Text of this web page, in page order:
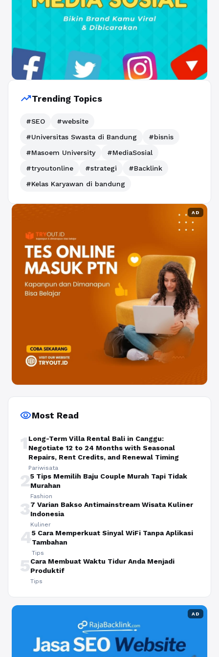
trending_upTrending Topics
#SEO
#website
#Universitas Swasta di Bandung
#bisnis
#Masoem University
#MediaSosial
#tryoutonline
#strategi
#Backlink
#Kelas Karyawan di bandung
AD
visibilityMost Read
1 Long-Term Villa Rental Bali in Canggu:
Negotiate 12 to 24 Months with Seasonal
Repairs, Rent Credits, and Renewal Timing
Pariwisata
25 Tips Memilih Baju Couple Murah Tapi Tidak
Murahan
Fashion
37 Varian Bakso Antimainstream Wisata Kuliner
Indonesia
Kuliner
45 Cara Memperkuat Sinyal WiFi Tanpa Aplikasi
Tambahan
Tips
5Cara Membuat Waktu Tidur Anda Menjadi
Produktif
Tips
AD